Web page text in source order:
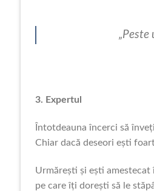
3. Expertul
Întotdeauna încerci să
Chiar dacă deseori ești
Urmărești și ești
pe care îți dorești să le